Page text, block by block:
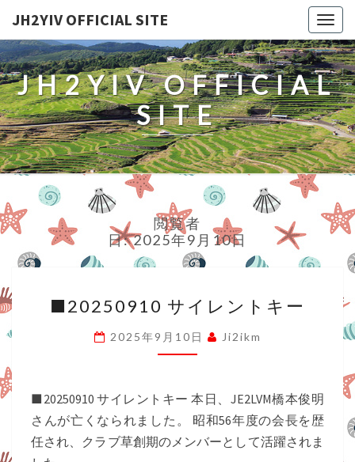
JH2YIV OFFICIAL SITE
JH2YIV OFFICIAL
SITE
閲覧者
日:2025年9月10日
サ
イ
レ
ト
ー
■20250910 サイレントキー
2025年9月10日 Ji2ikm
■20250910 サイレントキー 本日、JE2LVM橋本俊明
さんが亡くなられました。 昭和56年度の会長を歴
任され、クラブ草創期のメンバーとして活躍されま